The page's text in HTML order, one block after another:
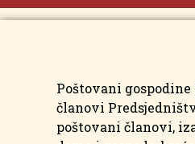
Poštovani
članovi
poštovani članovi,